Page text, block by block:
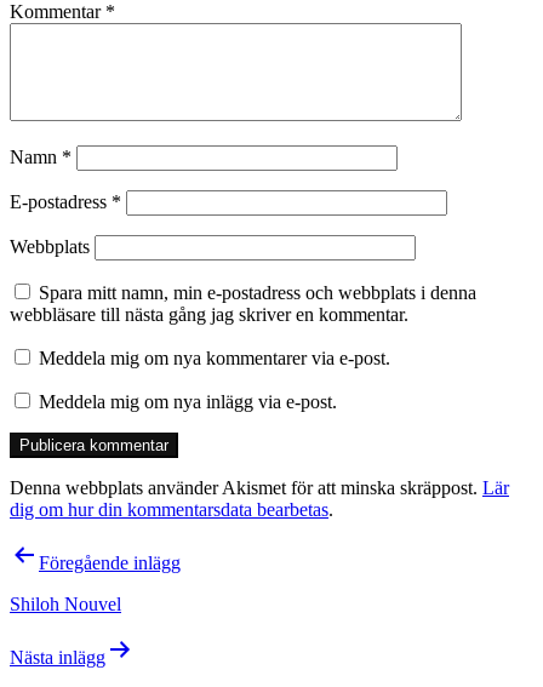
Kommentar *
Namn *
E-postadress *
Webbplats
Spara mitt namn, min e-postadress och webbplats i denna
webbläsare till nästa gång jag skriver en kommentar.
Meddela mig om nya kommentarer via e-post.
Meddela mig om nya inlägg via e-post.
Denna webbplats använder Akismet för att minska skräppost. Lär
dig om hur din kommentarsdata bearbetas.
Inläggsnavigering
Föregående inlägg
Shiloh Nouvel
Nästa inlägg